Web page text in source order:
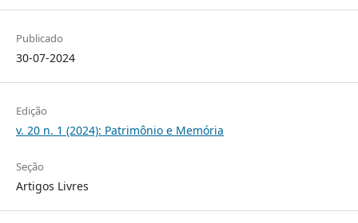
Publicado
30-07-2024
Edição
v. 20 n. 1 (2024): Patrimônio e Memória
Seção
Artigos Livres